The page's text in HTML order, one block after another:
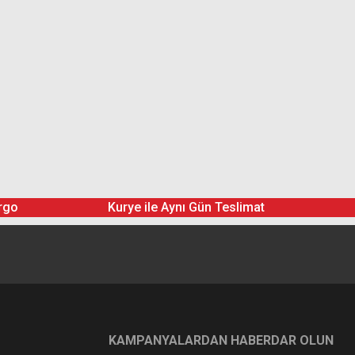
Kurye ile Aynı Gün Teslimat
KAMPANYALARDAN HABERDAR OLUN